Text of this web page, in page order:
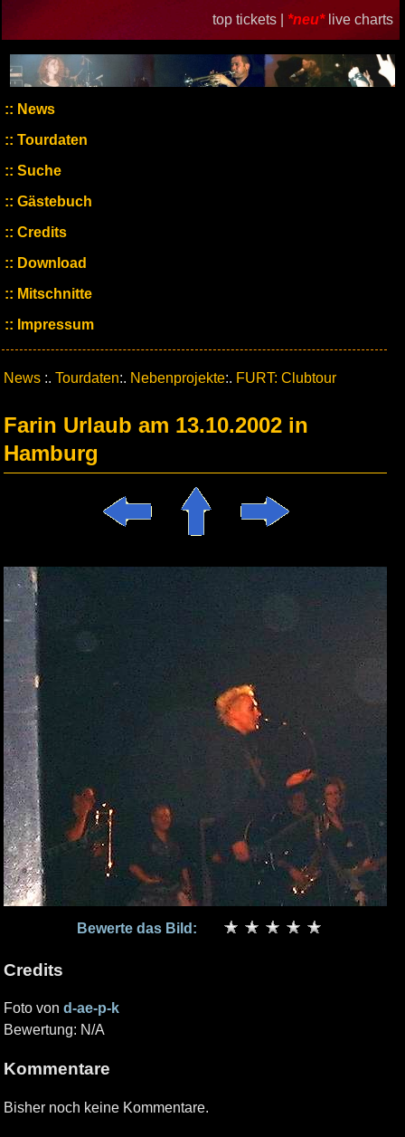
top tickets | *neu* live charts
News
Tourdaten
Suche
Gästebuch
Credits
Download
Mitschnitte
Impressum
News :. Tourdaten:. Nebenprojekte:. FURT: Clubtour
Farin Urlaub am 13.10.2002 in
Hamburg
Bewerte das Bild:
Credits
Foto von d-ae-p-k
Bewertung: N/A
Kommentare
Bisher noch keine Kommentare.